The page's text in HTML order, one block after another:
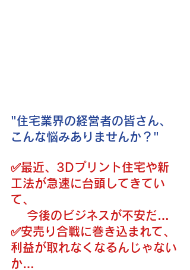
"住宅業界の経営者の皆さん、
こんな悩みありませんか？"
✅️最近、3Dプリント住宅や新
工法が急速に台頭してきてい
て、
今後のビジネスが不安だ…
✅️安売り合戦に巻き込まれて、
利益が取れなくなるんじゃない
か…